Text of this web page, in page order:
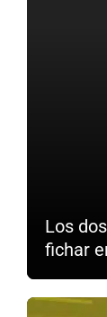
Los
fichar